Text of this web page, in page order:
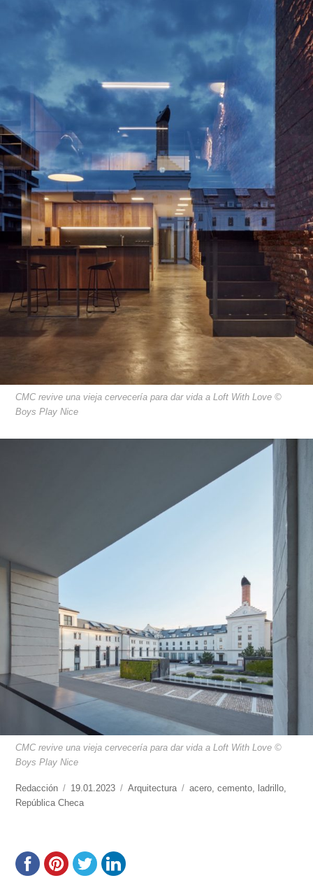
CMC revive una vieja cervecería para dar vida a Loft With Love ©
Boys Play Nice
CMC revive una vieja cervecería para dar vida a Loft With Love ©
Boys Play Nice
https://www.experimenta.es/author/redaccion/
Redacción
Publicado
el
19.01.2023 Categorías
Arquitectura Etiquetas
acero ,cemento ladrillo
República Checa